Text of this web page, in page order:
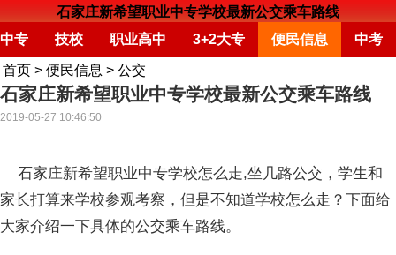
石家庄新希望职业中专学校最新公交乘车路线
中专
技校 职业高中 3+2大专 便民信息 中考
首页 > 便民信息 > 公交
石家庄新希望职业中专学校最新公交乘车路线
2019-05-27 10:46:50
石家庄新希望职业中专学校怎么走,坐几路公交，学生和
家长打算来学校参观考察，但是不知道学校怎么走？下面给
大家介绍一下具体的公交乘车路线。